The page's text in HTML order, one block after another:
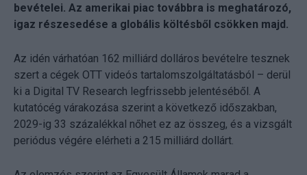
bevételei. Az amerikai piac továbbra is meghatározó,
igaz részesedése a globális költésből csökken majd.
Az idén várhatóan 162 milliárd dolláros bevételre tesznek
szert a cégek OTT videós tartalomszolgáltatásból – derül
ki a Digital TV Research legfrissebb jelentéséből. A
kutatócég várakozása szerint a következő időszakban,
2029-ig 33 százalékkal nőhet ez az összeg, és a vizsgált
periódus végére elérheti a 215 milliárd dollárt.